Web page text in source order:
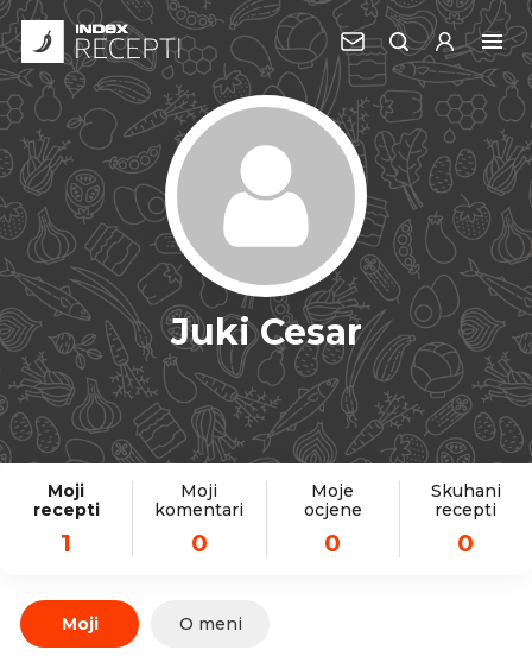
Juki Cesar
Moji
recepti
1
Moji
komentari
0
Moje
ocjene
0
Skuhani
recepti
0
Moji O meni